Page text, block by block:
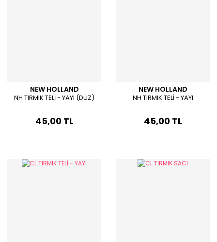
NEW HOLLAND
NH TIRMIK TELİ - YAYI (DÜZ)
45,00 TL
NEW HOLLAND
NH TIRMIK TELİ - YAYI
45,00 TL